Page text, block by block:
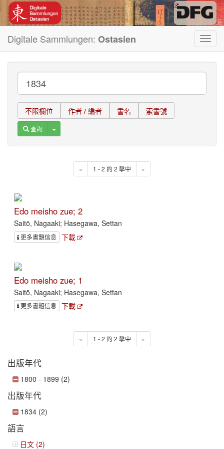
Digitale Sammlungen: Ostasien
不限欄位 作者 / 編者 書名 索書號
查詢 Toggle Dropdown
« 1 - 2 的 2 擊中 »
Edo meisho zue; 2
Saitō, Nagaaki; Hasegawa, Settan
更多書題信息 下載
Edo meisho zue; 1
Saitō, Nagaaki; Hasegawa, Settan
更多書題信息 下載
« 1 - 2 的 2 擊中 »
出版年代
1800 - 1899 (2)
出版年代
1834 (2)
語言
日文 (2)